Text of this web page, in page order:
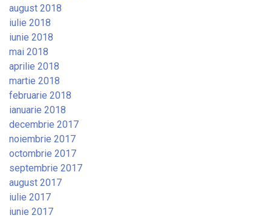
august 2018
iulie 2018
iunie 2018
mai 2018
aprilie 2018
martie 2018
februarie 2018
ianuarie 2018
decembrie 2017
noiembrie 2017
octombrie 2017
septembrie 2017
august 2017
iulie 2017
iunie 2017